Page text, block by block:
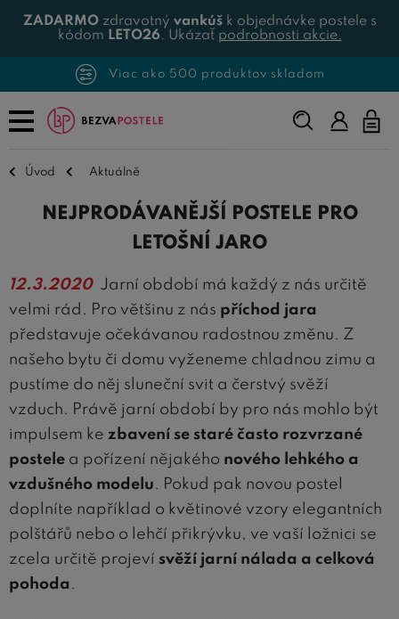
ZADARMOzdravotný vankúšk objednávke postele s
kódom LETO26. Ukázať podrobnosti akcie.
Viac ako 500 produktov skladom
Napíšte,
čo
Úvod Aktuálně
NEJPRODÁVANĚJŠÍ POSTELE PRO
LETOŠNÍ JARO
12.3.2020 Jarní období má každý z nás určitě
velmi rád. Pro většinu z nás příchod jara
představuje očekávanou radostnou změnu. Z
našeho bytu či domu vyženeme chladnou zimu a
pustíme do něj sluneční svit a čerstvý svěží
vzduch. Právě jarní období by pro nás mohlo být
impulsem ke zbavení se staré často rozvrzané
postele a pořízení nějakého nového lehkého a
vzdušného modelu. Pokud pak novou postel
doplníte například o květinové vzory elegantních
polštářů nebo o lehčí přikrývku, ve vaší ložnici se
zcela určitě projeví svěží jarní nálada a celková
pohoda .